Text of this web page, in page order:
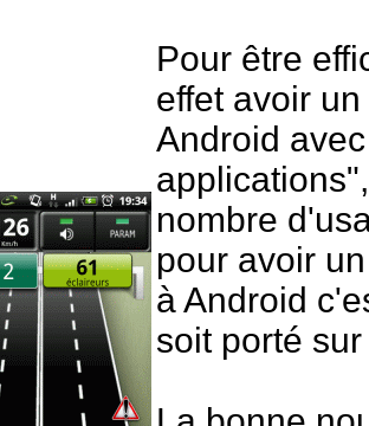
Pour être
effet avoir
Android
nombre
pour avoir
à Android
soit porté